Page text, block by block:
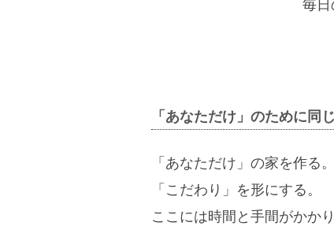
毎日
「あなただけ」のために同
「あなただけ」の家を作る。
「こだわり」を形にする。
ここには時間と手間がかかり